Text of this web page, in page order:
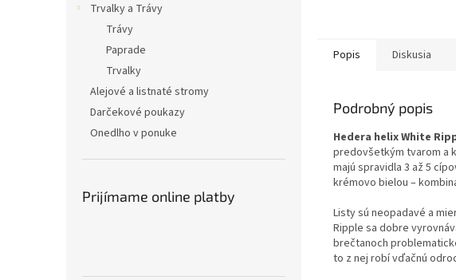
Trvalky a Trávy
Trávy
Paprade
Trvalky
Alejové a listnaté stromy
Darčekové poukazy
Onedlho v ponuke
Prijímame online platby
Popis Diskusia
Podrobný popis
Hedera helix White
predovšetkým tvarom a
majú spravidla 3 až 5
krémovo bielou –
Listy sú neopadavé a
Ripple sa dobre
brečtanoch
to z nej robí vďačnú